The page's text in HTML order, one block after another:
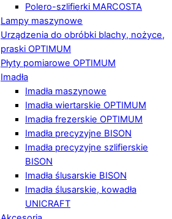
Polero-szlifierki MARCOSTA
Lampy maszynowe
Urządzenia do obróbki blachy, nożyce,
praski OPTIMUM
Płyty pomiarowe OPTIMUM
Imadła
Imadła maszynowe
Imadła wiertarskie OPTIMUM
Imadła frezerskie OPTIMUM
Imadła precyzyjne BISON
Imadła precyzyjne szlifierskie
BISON
Imadła ślusarskie BISON
Imadła ślusarskie, kowadła
UNICRAFT